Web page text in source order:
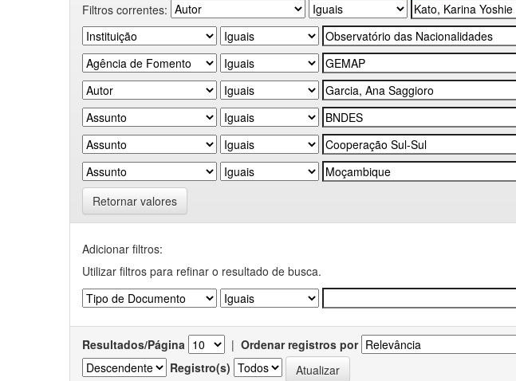
Filtros correntes:
Retornar valores
Adicionar filtros:
Utilizar filtros para refinar o resultado de busca.
Resultados/Página | Ordenar registros por
Registro(s)